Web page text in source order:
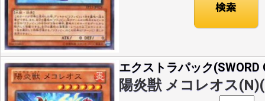
エクストラパック(SWORD
陽炎獣 メコレオス